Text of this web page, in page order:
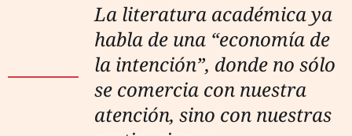
La literatura académica ya
habla de una “economía de
la intención”, donde no sólo
se comercia con nuestra
atención, sino con nuestras